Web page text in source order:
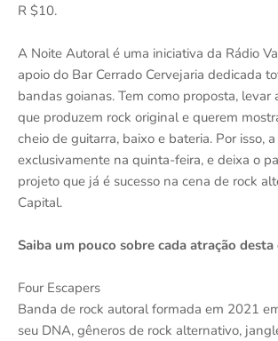
R $10.
A Noite Autoral é uma iniciativa da Rádio
apoio do Bar Cerrado Cervejaria dedicada
bandas goianas. Tem como proposta, levar
que produzem rock original e querem
cheio de guitarra, baixo e bateria. Por isso,
exclusivamente na quinta-feira, e deixa o
projeto que já é sucesso na cena de rock
Capital.
Saiba um pouco sobre cada atração desta
Four Escapers
Banda de rock autoral formada em 2021
seu DNA, gêneros de rock alternativo,